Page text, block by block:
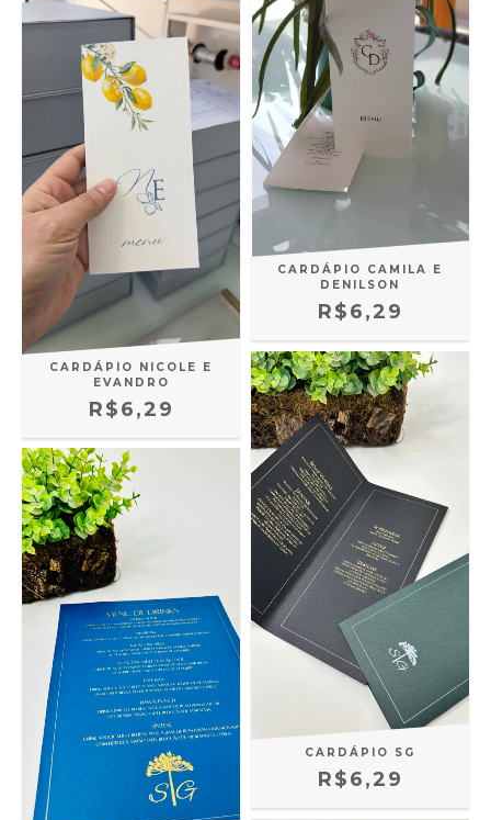
CARDÁPIO NICOLE E
EVANDRO
R$6,29
CARDÁPIO CAMILA E
DENILSON
R$6,29
CARDÁPIO SG
R$6,29